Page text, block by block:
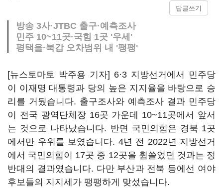
답글쓰기
방송 3사·JTBC 출구·예측조사
민주 10~11곳·국힘 1곳 '우세'
평택을·북갑 오차범위 내 '팽팽'
[뉴스토마토 박주용 기자] 6·3 지방선거에서 민주당
이 이재명 대통령과 당의 높은 지지율을 바탕으로 승
리를 거뒀습니다. 출구조사와 예측조사 결과 민주당
이 전국 광역단체장 16곳 가운데 10~11곳에서 앞서
는 것으로 나타났습니다. 반면 국민의힘은 경북 1곳
에서만 우위를 보였습니다. 4년 전 2022년 지방선거
에서 국민의힘이 17곳 중 12곳을 휩쓸었던 것과는 정
반대의 결과였습니다. 다만 부산과 전북 등에선 여야
후보들의 지지세가 팽팽하게 맞섰습니다.